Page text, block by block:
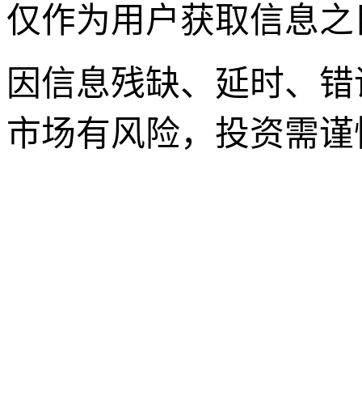
仅作为用户获取信息
因信息残缺、延时、
市场有风险，投资需